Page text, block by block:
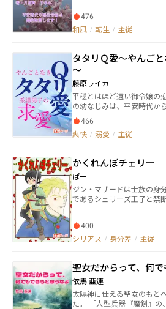
この男なら、きっと黙って譲るだろう
介が顔を上げた瞬間、空気が変わっ
丸の数年間の病歴を並べ、
出した瞬間。 彼は、たった一瞬で相手を制圧した。 綾
音の前では、いつも穏やか
った男。 その本性は――。 彼女を傷つけるものすべてを許
さない、鋭い牙を隠した狼だった。 彼はた
っただけではない。 冷静な言葉と圧倒的な存在感で、
偽りに満ちた元恋人を完全に打
は、決して誰かに踏みにじ
た。 羊の皮を被った狼。 すべてを計算しながら、彼女
のそばに居続けた男。 彼が望んでいたのは、最初から
ただ一つ。 いつか彼女自身の意思で―― 自分だけを選び、
の物語は今の中宮が入内す
の話に置き換えた暴露話と
応援すると決意する。 悪役
わ！と言いたいところだけれど――。 最終話まで
一覧を投稿して完結済みになります。 カ
ファポリス、小説家になろ
ます。
476
和風 / 転生 / 主従
タタリＱ愛～やんご
～
藤原ライカ
平穏とはほど遠い御令嬢の恋の行方
の幼なじみは、平安時代か
門の次期当主。 その彼から
求愛されつづけているけれ
外れのため、どうしたもの
つづく由緒ある一門の若様、通称
モテモテお嬢様は知ってい
本性は、底知れぬ闇の中に
き」なんていわれても、危
恋をするなら、もっとまと
また、かなりの型破りだったから。 お嬢
厄介な者たちが、お嬢様の
466
爽快 / 溺愛 / 主従
かくれんぼチェリー
ぱー
ジン・マザードは士族の身
であるシェリーズ王子と禁
る。400
シリアス / 身分差 / 主従
聖女だからって、何
依馬 亜連
太陽神に仕える聖女のもと
た。 「人型兵器『魔剣』の